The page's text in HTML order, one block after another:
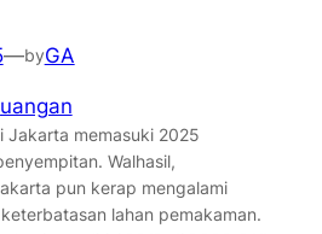
—byGA
Jakarta memasuki 2025
Walhasil,
pun kerap mengalami
lahan pemakaman.